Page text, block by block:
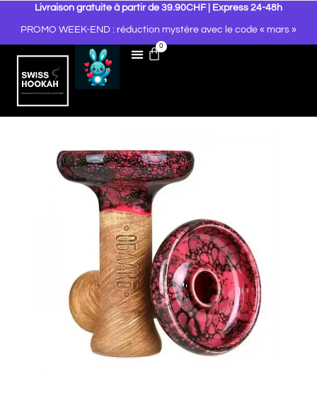
Livraison gratuite à partir de 39.90CHF | Express 24-48h
PROMO WEEK-END : réduction mystère avec le code « mars »
0